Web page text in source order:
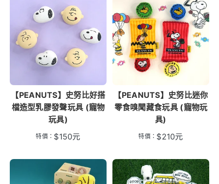
【PEANUTS】史努比好搭
檔造型乳膠發聲玩具 (寵物
玩具)
特價： $150元
【PEANUTS】史努比迷你
零食嗅聞藏食玩具 (寵物玩
具)
特價： $210元